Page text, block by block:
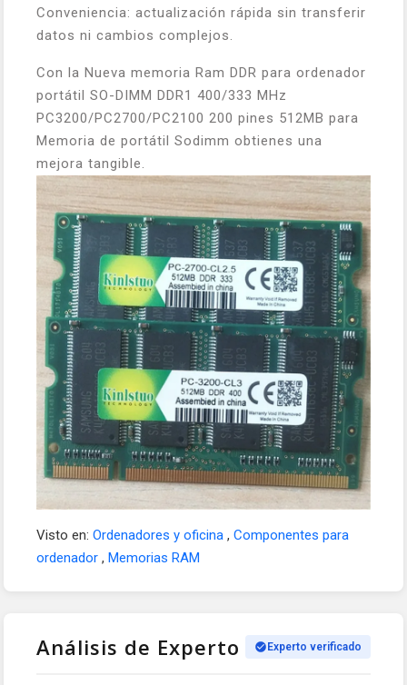
Conveniencia: actualización rápida sin transferir
datos ni cambios complejos.
Con la Nueva memoria Ram DDR para ordenador
portátil SO-DIMM DDR1 400/333 MHz
PC3200/PC2700/PC2100 200 pines 512MB para
Memoria de portátil Sodimm obtienes una
mejora tangible.
Visto en: Ordenadores y oficina , Componentes para
ordenador , Memorias RAM
Análisis de Experto Experto verificado